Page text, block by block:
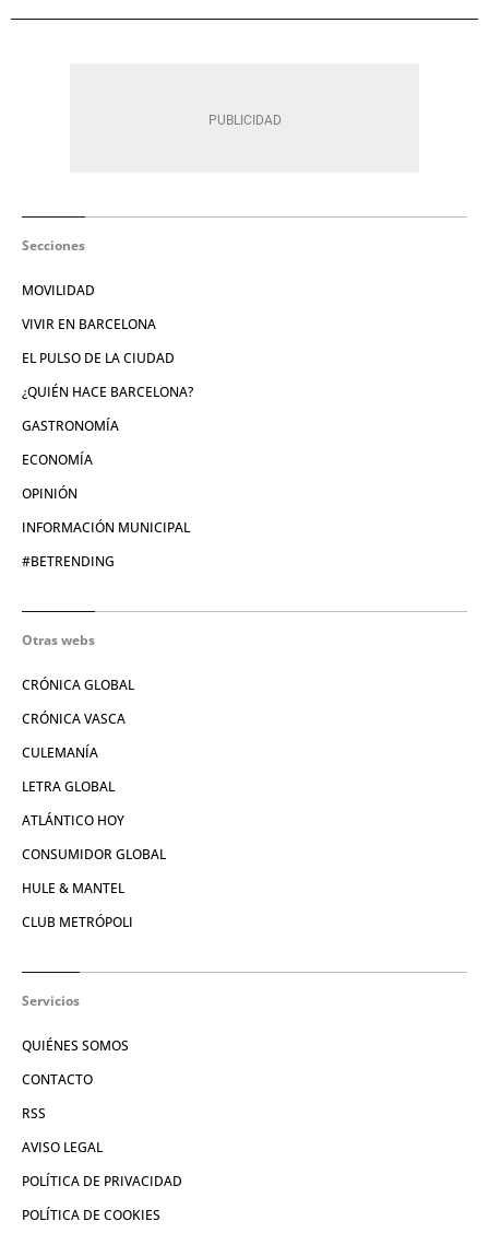
Secciones
MOVILIDAD
VIVIR EN BARCELONA
EL PULSO DE LA CIUDAD
¿QUIÉN HACE BARCELONA?
GASTRONOMÍA
ECONOMÍA
OPINIÓN
INFORMACIÓN MUNICIPAL
#BETRENDING
Otras webs
CRÓNICA GLOBAL
CRÓNICA VASCA
CULEMANÍA
LETRA GLOBAL
ATLÁNTICO HOY
CONSUMIDOR GLOBAL
HULE & MANTEL
CLUB METRÓPOLI
Servicios
QUIÉNES SOMOS
CONTACTO
RSS
AVISO LEGAL
POLÍTICA DE PRIVACIDAD
POLÍTICA DE COOKIES